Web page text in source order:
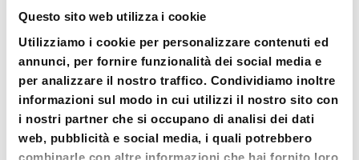
Questo sito web utilizza i cookie
Utilizziamo i cookie per personalizzare contenuti ed
annunci, per fornire funzionalità dei social media e
per analizzare il nostro traffico. Condividiamo inoltre
informazioni sul modo in cui utilizzi il nostro sito con
i nostri partner che si occupano di analisi dei dati
web, pubblicità e social media, i quali potrebbero
combinarle con altre informazioni che hai fornito loro
stessi, con gli altri e con l’ambiente.
Desideriamo dare il nostro contributo nello
scoprire la bellezza dellacrescita personale
il valore prezioso di essere un gruppo. E
farlo anche attraverso la promozione
dell’aggregazione tra i nostri soci e nuove
persone che desiderano avvicinarsi alla